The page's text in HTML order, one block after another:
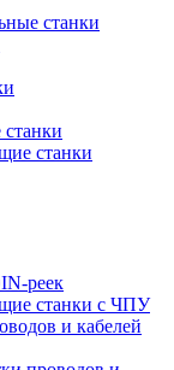
станки
станки
реек
станки с ЧПУ
и кабелей